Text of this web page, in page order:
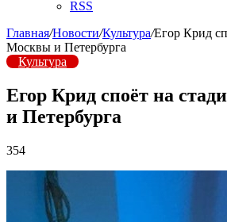
RSS
Главная/Новости/Культура/Егор Крид
Москвы и Петербурга
Культура
Егор Крид споёт на
и Петербурга
354